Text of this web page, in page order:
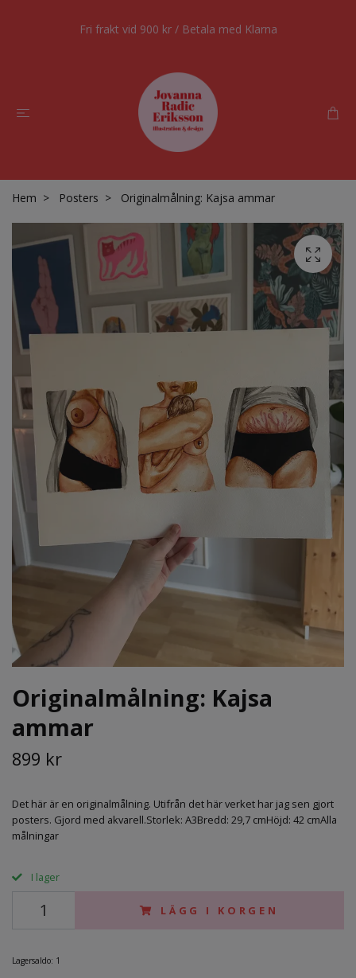
Fri frakt vid 900 kr / Betala med Klarna
Hem Posters Originalmålning: Kajsa ammar
Originalmålning: Kajsa
ammar
899 kr
Det här är en originalmålning. Utifrån det här verket har jag sen gjort
posters. Gjord med akvarell.Storlek: A3Bredd: 29,7 cmHöjd: 42 cmAlla
målningar
I lager
LÄGG I KORGEN
Lagersaldo: 1